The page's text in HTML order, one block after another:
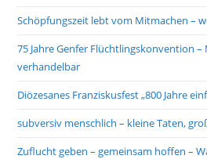
Schöpfungszeit lebt vom Mitmachen –
75 Jahre Genfer Flüchtlingskonvention
verhandelbar
Diözesanes Franziskusfest „800 Jahre
subversiv menschlich – kleine Taten,
Zuflucht geben – gemeinsam hoffen –